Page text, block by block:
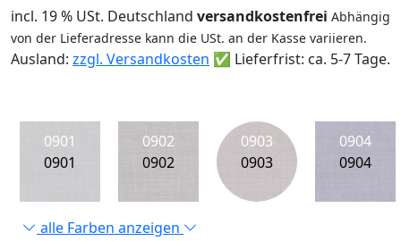
incl. 19 % USt. Deutschland versandkostenfrei Abhängig
von der Lieferadresse kann die USt. an der Kasse variieren.
Ausland: zzgl. Versandkosten ✅ Lieferfrist: ca. 5-7 Tage.
0901
0901
0902
0902
0903
0903
0904
0904
alle Farben anzeigen